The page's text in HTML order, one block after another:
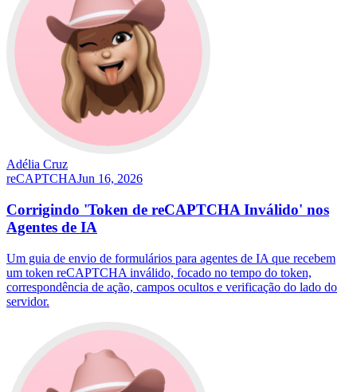
Adélia Cruz
reCAPTCHAJun 16, 2026
Corrigindo 'Token de reCAPTCHA Inválido' nos
Agentes de IA
Um guia de envio de formulários para agentes de IA que recebem
um token reCAPTCHA inválido, focado no tempo do token,
correspondência de ação, campos ocultos e verificação do lado do
servidor.